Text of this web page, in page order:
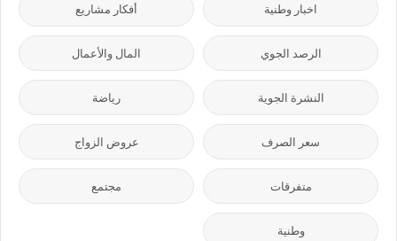
اخبار وطنية أفكار مشاريع
الرصد الجوي المال والأعمال
النشرة الجوية رياضة
سعر الصرف عروض الزواج
متفرقات مجتمع
وطنية